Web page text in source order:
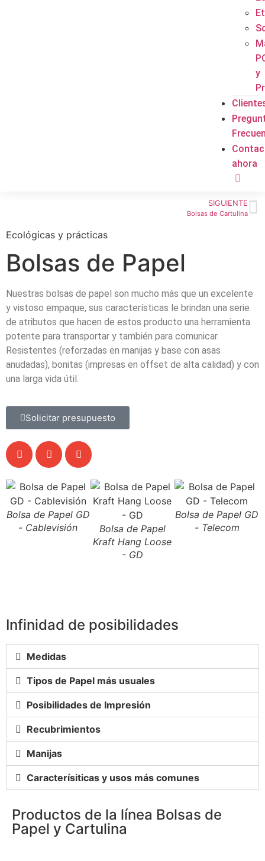
y
ahora
SIGUIENTE
Bolsas de Cartulina
Bolsa de Papel GD
- Cablevisión
Bolsa de Papel
Kraft Hang Loose
- GD
Bolsa de Papel GD
- Telecom
Ecológicas y prácticas
Bolsas de Papel
Nuestras bolsas de papel son mucho más que un excelente
y vistoso empaque, sus características le brindan una serie
de atributos que hacen de estos producto una herramienta
potente para transportar y también para comunicar.
Resistentes (reforzadas en manijas y base con asas
anudadas), bonitas (impresas en offset de alta calidad) y con
una larga vida útil.
Solicitar presupuesto
Infinidad de posibilidades
Medidas
Tipos de Papel más usuales
Posibilidades de Impresión
Recubrimientos
Manijas
Caracterísiticas y usos más comunes
Productos de la línea Bolsas de
Papel y Cartulina